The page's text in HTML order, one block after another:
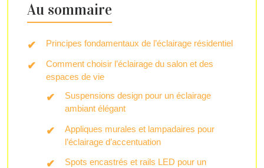
Au sommaire
Principes fondamentaux de l’éclairage résidentiel
Comment choisir l’éclairage du salon et des
espaces de vie
Suspensions design pour un éclairage
ambiant élégant
Appliques murales et lampadaires pour
l’éclairage d’accentuation
Spots encastrés et rails LED pour un